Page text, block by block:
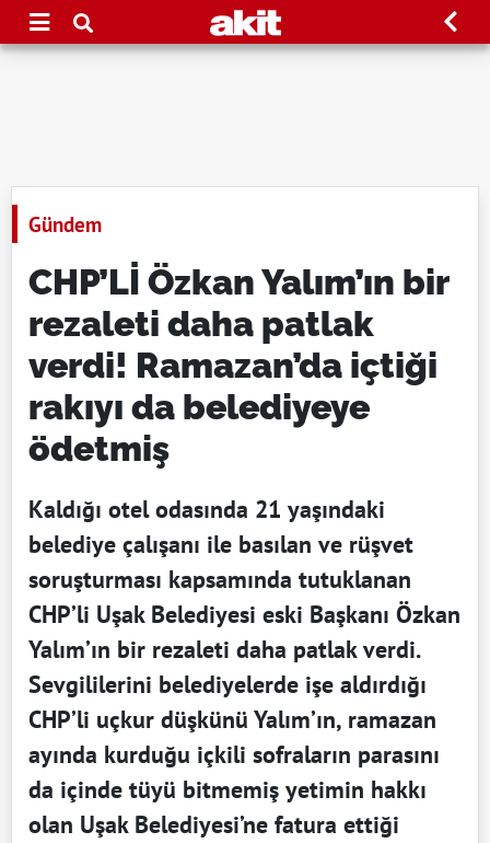
Gündem
CHP’Lİ Özkan Yalım’ın bir
rezaleti daha patlak
verdi! Ramazan’da içtiği
rakıyı da belediyeye
ödetmiş
Kaldığı otel odasında 21 yaşındaki
belediye çalışanı ile basılan ve rüşvet
soruşturması kapsamında tutuklanan
CHP’li Uşak Belediyesi eski Başkanı Özkan
Yalım’ın bir rezaleti daha patlak verdi.
Sevgililerini belediyelerde işe aldırdığı
CHP’li uçkur düşkünü Yalım’ın, ramazan
ayında kurduğu içkili sofraların parasını
da içinde tüyü bitmemiş yetimin hakkı
olan Uşak Belediyesi’ne fatura ettiği